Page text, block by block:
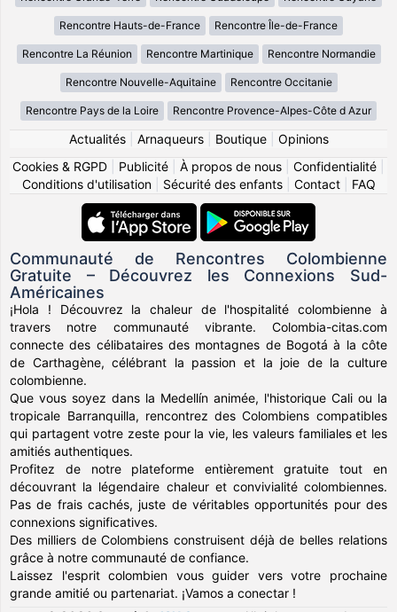
Rencontre Hauts-de-France Rencontre Île-de-France
Rencontre La Réunion Rencontre Martinique Rencontre Normandie
Rencontre Nouvelle-Aquitaine Rencontre Occitanie
Rencontre Pays de la Loire Rencontre Provence-Alpes-Côte d Azur
Actualités| Arnaqueurs| Boutique| Opinions
Cookies & RGPD
Publicité À propos de nous Confidentialité
Conditions d'utilisation| Sécurité des enfants| Contact| FAQ
Communauté de Rencontres Colombienne
Gratuite – Découvrez les Connexions Sud-
Américaines
¡Hola ! Découvrez la chaleur de l'hospitalité colombienne à
travers notre communauté vibrante. Colombia-citas.com
connecte des célibataires des montagnes de Bogotá à la côte
de Carthagène, célébrant la passion et la joie de la culture
colombienne.
Que vous soyez dans la Medellín animée, l'historique Cali ou la
tropicale Barranquilla, rencontrez des Colombiens compatibles
qui partagent votre zeste pour la vie, les valeurs familiales et les
amitiés authentiques.
Profitez de notre plateforme entièrement gratuite tout en
découvrant la légendaire chaleur et convivialité colombiennes.
Pas de frais cachés, juste de véritables opportunités pour des
connexions significatives.
Des milliers de Colombiens construisent déjà de belles relations
grâce à notre communauté de confiance.
Laissez l'esprit colombien vous guider vers votre prochaine
grande amitié ou partenariat. ¡Vamos a conectar !